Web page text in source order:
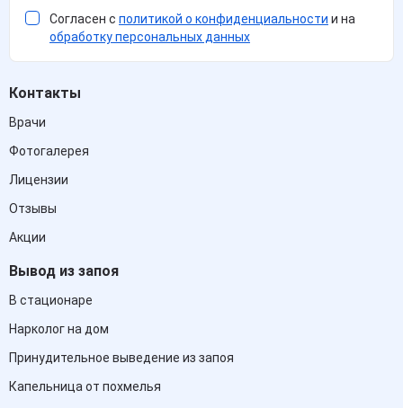
Согласен с политикой о конфиденциальности и на
обработку персональных данных
Контакты
Врачи
Фотогалерея
Лицензии
Отзывы
Акции
Вывод из запоя
В стационаре
Нарколог на дом
Принудительное выведение из запоя
Капельница от похмелья